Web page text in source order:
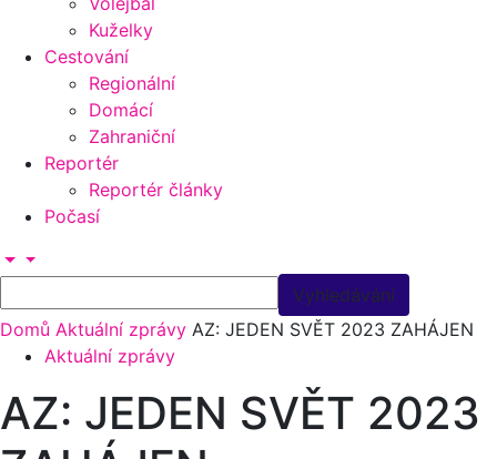
Kuželky
Cestování
Regionální
Domácí
Zahraniční
Reportér
Reportér články
Počasí
Domů Aktuální zprávy AZ: JEDEN SVĚT 2023 ZAHÁJEN
Aktuální zprávy
AZ: JEDEN SVĚT 2023